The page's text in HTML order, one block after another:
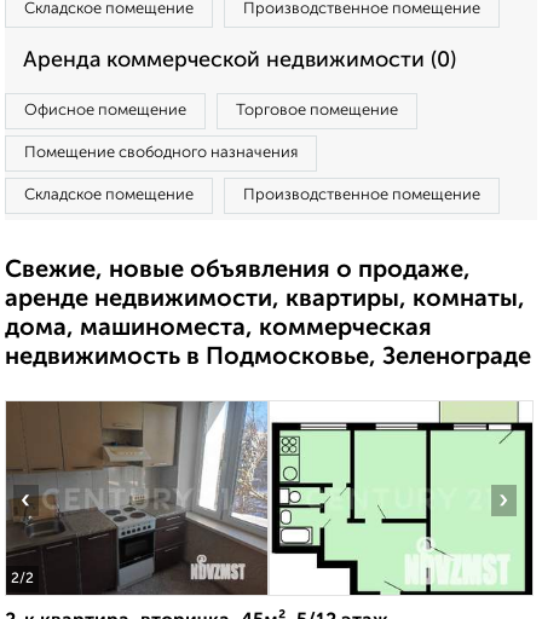
Складское помещение Производственное помещение
Аренда коммерческой недвижимости (0)
Офисное помещение Торговое помещение
Помещение свободного назначения
Складское помещение Производственное помещение
Свежие, новые объявления о продаже,
аренде недвижимости, квартиры, комнаты,
дома, машиноместа, коммерческая
недвижимость в Подмосковье, Зеленограде
2/2
‹ ›